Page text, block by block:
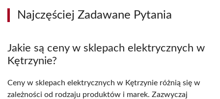
Najczęściej Zadawane Pytania
Jakie są ceny w sklepach elektrycznych w
Kętrzynie?
Ceny w sklepach elektrycznych w Kętrzynie różnią się w
zależności od rodzaju produktów i marek. Zazwyczaj